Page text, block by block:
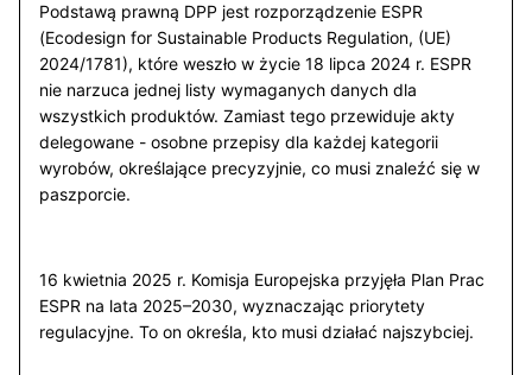
Podstawą prawną DPP jest rozporządzenie ESPR
(Ecodesign for Sustainable Products Regulation, (UE)
2024/1781), które weszło w życie 18 lipca 2024 r. ESPR
nie narzuca jednej listy wymaganych danych dla
wszystkich produktów. Zamiast tego przewiduje akty
delegowane - osobne przepisy dla każdej kategorii
wyrobów, określające precyzyjnie, co musi znaleźć się w
paszporcie.
16 kwietnia 2025 r. Komisja Europejska przyjęła Plan Prac
ESPR na lata 2025–2030, wyznaczając priorytety
regulacyjne. To on określa, kto musi działać najszybciej.